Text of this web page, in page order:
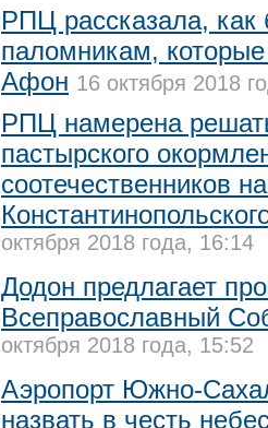
РПЦ рассказала, как
паломникам,
Афон 16 октября 2018
РПЦ намерена
пастырского
соотечественников
октября 2018 года, 16:14
Додон предлагает
Всеправославный
октября 2018 года, 15:52
Аэропорт Южно-
назвать в честь